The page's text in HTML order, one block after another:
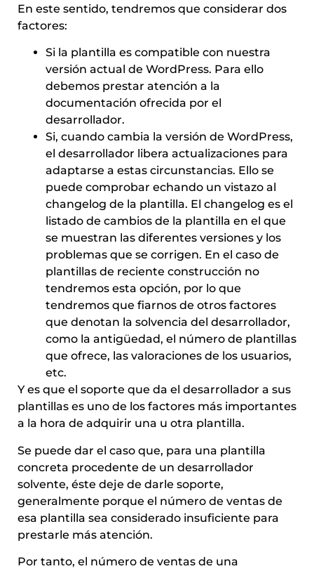
En este sentido, tendremos que considerar dos
factores:
Si la plantilla es compatible con nuestra
versión actual de WordPress. Para ello
debemos prestar atención a la
documentación ofrecida por el
desarrollador.
Si, cuando cambia la versión de WordPress,
el desarrollador libera actualizaciones para
adaptarse a estas circunstancias. Ello se
puede comprobar echando un vistazo al
changelog de la plantilla. El changelog es el
listado de cambios de la plantilla en el que
se muestran las diferentes versiones y los
problemas que se corrigen. En el caso de
plantillas de reciente construcción no
tendremos esta opción, por lo que
tendremos que fiarnos de otros factores
que denotan la solvencia del desarrollador,
como la antigüedad, el número de plantillas
que ofrece, las valoraciones de los usuarios,
etc.
Y es que el soporte que da el desarrollador a sus
plantillas es uno de los factores más importantes
a la hora de adquirir una u otra plantilla.
Se puede dar el caso que, para una plantilla
concreta procedente de un desarrollador
solvente, éste deje de darle soporte,
generalmente porque el número de ventas de
esa plantilla sea considerado insuficiente para
prestarle más atención.
Por tanto, el número de ventas de una